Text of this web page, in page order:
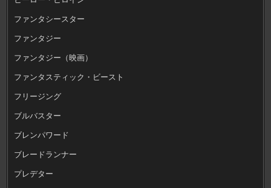
ファンタシースター
ファンタジー
ファンタジー（映画）
ファンタスティック・ビースト
フリージング
ブルバスター
ブレンパワード
ブレードランナー
プレデター